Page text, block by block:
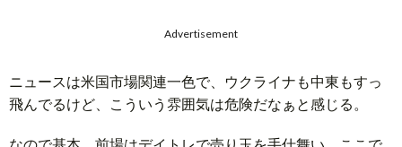
Advertisement
ニュースは米国市場関連一色で、ウクライナも中東もすっ
飛んでるけど、こういう雰囲気は危険だなぁと感じる。